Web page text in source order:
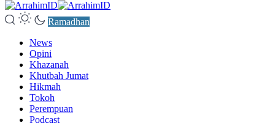
Ramadhan
News
Opini
Khazanah
Khutbah Jumat
Hikmah
Tokoh
Perempuan
Podcast